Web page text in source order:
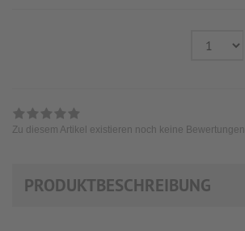
Zu diesem Artikel existieren noch keine Bewertungen
PRODUKTBESCHREIBUNG